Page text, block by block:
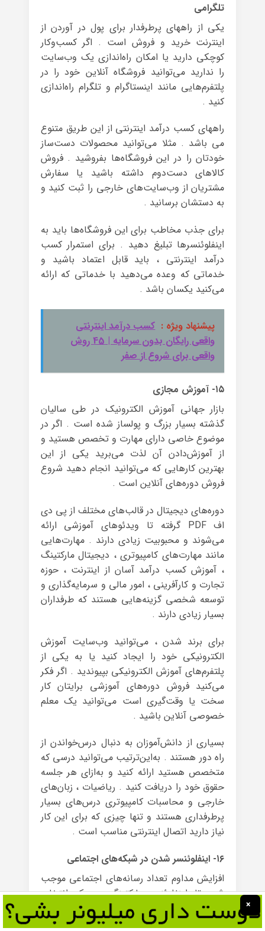
تلگرامی
یکی از راههای پرطرفدار برای پول در آوردن از
اینترنت خرید و فروش است . اگر کسب‌وکار
کوچکی دارید یا امکان راه‌اندازی یک وب‌سایت
را ندارید می‌توانید فروشگاه آنلاین خود را در
پلتفرم‌هایی مانند اینستاگرام و تلگرام راه‌اندازی
کنید .
راههای کسب درآمد اینترنتی از این طریق متنوع
می باشد . مثلا می‌توانید محصولات دست‌ساز
خودتان را در این فروشگاه‌ها بفروشید . فروش
کالاهای دست‌دوم داشته باشید یا سفارش
مشتریان از وب‌سایت‌های خارجی را ثبت کنید و
به دستشان برسانید .
برای جذب مخاطب برای این فروشگاه‌ها باید به
اینفلوئنسرها تبلیغ دهید . برای استمرار کسب
درآمد اینترنتی ، باید قابل اعتماد باشید و
خدماتی که وعده می‌دهید با خدماتی که ارائه
می‌کنید یکسان باشد .
پیشنهاد ویژه : کسب درآمد اینترنتی
واقعی رایگان بدون سرمایه | 45 روش
واقعی برای شروع از صفر
۱۵- آموزش مجازی
بازار جهانی آموزش الکترونیک در طی سالیان
گذشته بسیار بزرگ و پولساز شده است . اگر در
موضوع خاصی دارای مهارت و تخصص هستید و
از آموزش‌دادن آن لذت می‌برید یکی از این
بهترین‌ کارهایی که می‌توانید انجام دهید شروع
فروش دوره‌های آنلاین است .
دوره‌های دیجیتال در قالب‌های مختلف از پی دی
اف PDF گرفته تا ویدئوهای آموزشی ارائه
می‌شوند و محبوبیت زیادی دارند . مهارت‌هایی
مانند مهارت‌های کامپیوتری ، دیجیتال مارکتینگ
، آموزش کسب درآمد آسان از اینترنت ، حوزه‌
تجارت و کارآفرینی ، امور مالی و سرمایه‌گذاری و
توسعه شخصی گزینه‌هایی هستند که طرفداران
بسیار زیادی دارند .
برای برند شدن ، می‌توانید وب‌سایت آموزش
الکترونیکی خود را ایجاد کنید یا به یکی از
پلتفرم‌های آموزش الکترونیکی بپیوندید . اگر فکر
می‌کنید فروش دوره‌های آموزشی برایتان کار
سخت یا وقت‌گیری است می‌توانید یک معلم
خصوصی آنلاین باشید .
بسیاری از دانش‌آموزان به دنبال درس‌خواندن از
راه دور هستند . به‌این‌ترتیب می‌توانید درسی که
متخصص هستید ارائه کنید و به‌ازای هر جلسه
حقوق خود را دریافت کنید . ریاضیات ، زبان‌های
خارجی و محاسبات کامپیوتری درس‌های بسیار
پرطرفداری هستند و تنها چیزی که برای این کار
نیاز دارید اتصال اینترنتی مناسب است .
۱۶- اینفلوئنسر شدن در شبکه‌های اجتماعی
افزایش مداوم تعداد رسانه‌های اجتماعی موجب
شده تا اینفلوئنسر مارکتینگ به یک انتخاب
محبوب برای کسب درآمد آنلاین تبدیل شود . در
این روش هم مانند افیلیت مارکتینگ شرکت‌ها و
×